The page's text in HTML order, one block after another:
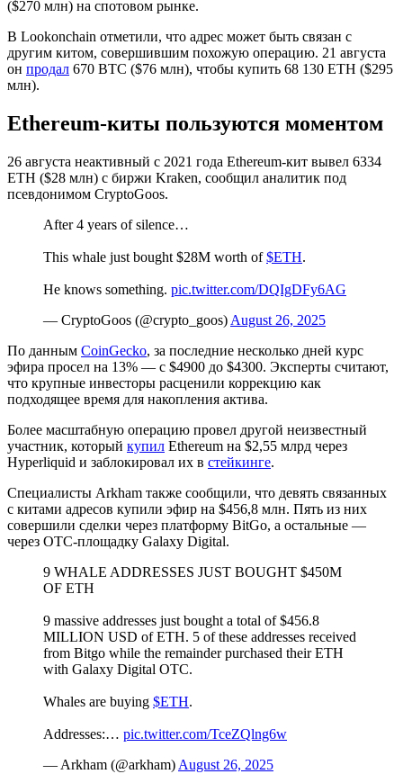
($270 млн) на спотовом рынке.
В Lookonchain отметили, что адрес может быть связан с
другим китом, совершившим похожую операцию. 21 августа
он продал 670 BTC ($76 млн), чтобы купить 68 130 ETH ($295
млн).
Ethereum-киты пользуются моментом
26 августа неактивный с 2021 года Ethereum-кит вывел 6334
ETH ($28 млн) с биржи Kraken, сообщил аналитик под
псевдонимом CryptoGoos.
After 4 years of silence…
This whale just bought $28M worth of$ETH.
He knows something. pic.twitter.com/DQIgDFy6AG
— CryptoGoos (@crypto_goos) August 26, 2025
По данным CoinGecko, за последние несколько дней курс
эфира просел на 13% — с $4900 до $4300. Эксперты считают,
что крупные инвесторы расценили коррекцию как
подходящее время для накопления актива.
Более масштабную операцию провел другой неизвестный
участник, который купил Ethereum на $2,55 млрд через
Hyperliquid и заблокировал их в стейкинге.
Специалисты Arkham также сообщили, что девять связанных
с китами адресов купили эфир на $456,8 млн. Пять из них
совершили сделки через платформу BitGo, а остальные —
через OTC-площадку Galaxy Digital.
9 WHALE ADDRESSES JUST BOUGHT $450M
OF ETH
9 massive addresses just bought a total of $456.8
MILLION USD of ETH. 5 of these addresses received
from Bitgo while the remainder purchased their ETH
with Galaxy Digital OTC.
Whales are buying $ETH.
Addresses:… pic.twitter.com/TceZQlng6w
— Arkham (@arkham) August 26, 2025